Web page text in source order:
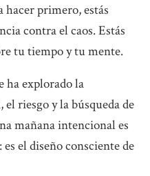
hacer primero, estás
contra el caos. Estás
tu tiempo y tu mente.
ha explorado la
riesgo y la búsqueda de
mañana intencional es
el diseño consciente de